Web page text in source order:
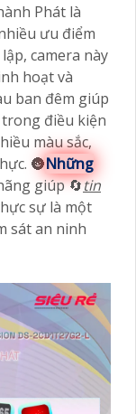
Phát là
ưu điểm
camera này
hoạt và
ban đêm giúp
trong điều kiện
màu sắc,
🌚Những
giúp 🔄tin
sự là một
sát an ninh